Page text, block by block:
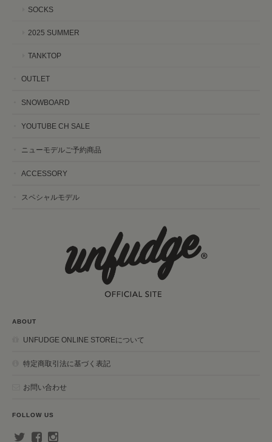
SOCKS
2025 SUMMER
TANKTOP
OUTLET
SNOWBOARD
YOUTUBE CH SALE
ニューモデルご予約商品
ACCESSORY
スペシャルモデル
ABOUT
UNFUDGE ONLINE STOREについて
特定商取引法に基づく表記
お問い合わせ
FOLLOW US